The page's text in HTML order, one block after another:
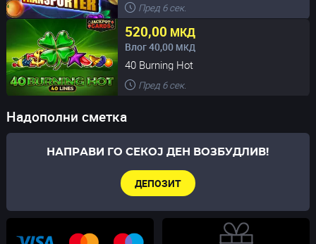
Пред 6 сек.
520,00 МКД
Влог40,00 МКД
40 Burning Hot
Пред 6 сек.
Надополни сметка
НАПРАВИ ГО СЕКОЈ ДЕН ВОЗБУДЛИВ!
ДЕПОЗИТ